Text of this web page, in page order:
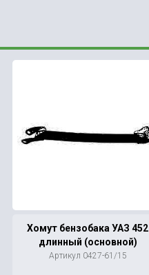
Хомут бензобака УАЗ 452
длинный (основной)
Артикул 0427-61/15